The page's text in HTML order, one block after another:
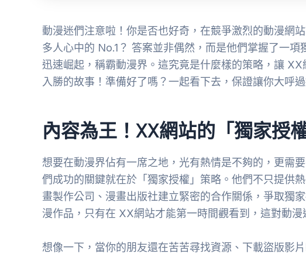
動漫迷們注意啦！你是否也好奇，在競爭激烈的動漫網
多人心中的 No.1？ 答案並非偶然，而是他們掌握了一
迅速崛起，稱霸動漫界。這究竟是什麼樣的策略，讓
入勝的故事！準備好了嗎？一起看下去，保證讓你大呼過
內容為王！XX網站的「獨家授
想要在動漫界佔有一席之地，光有熱情是不夠的，更需
們成功的關鍵就在於「獨家授權」策略。他們不只提供
畫製作公司、漫畫出版社建立緊密的合作關係，爭取獨
漫作品，只有在 XX網站才能第一時間觀看到，這對動漫
想像一下，當你的朋友還在苦苦尋找資源、下載盜版影